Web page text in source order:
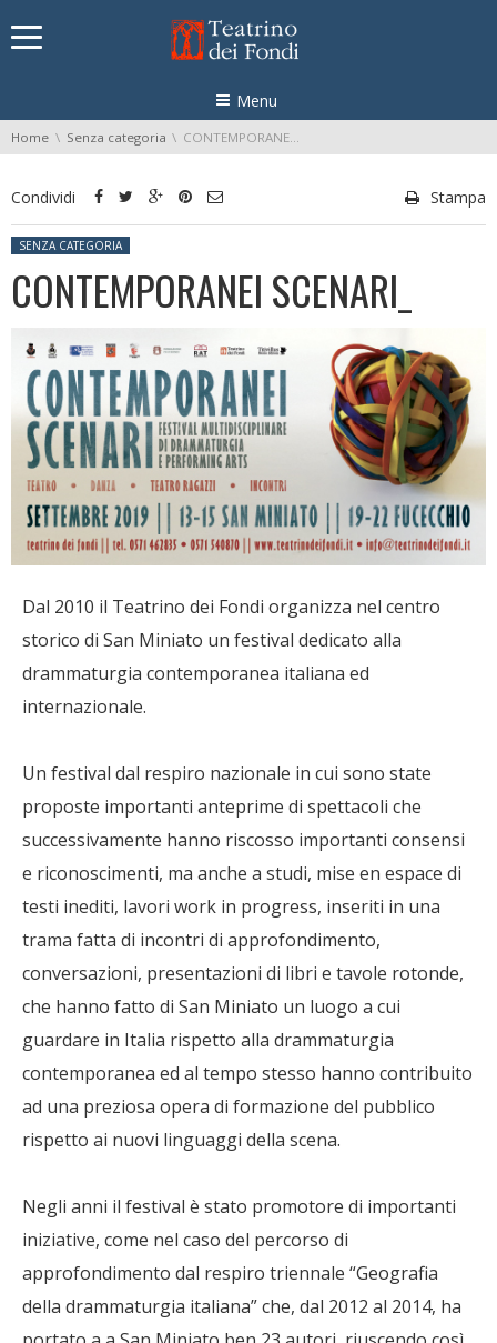
Menu
You are here:
Home Senza categoria CONTEMPORANEI SCENARI_
Condividi Stampa
Posted in:
SENZA CATEGORIA
CONTEMPORANEI SCENARI_
Dal 2010 il Teatrino dei Fondi organizza nel centro
storico di San Miniato un festival dedicato alla
drammaturgia contemporanea italiana ed
internazionale.
Un festival dal respiro nazionale in cui sono state
proposte importanti anteprime di spettacoli che
successivamente hanno riscosso importanti consensi
e riconoscimenti, ma anche a studi, mise en espace di
testi inediti, lavori work in progress, inseriti in una
trama fatta di incontri di approfondimento,
conversazioni, presentazioni di libri e tavole rotonde,
che hanno fatto di San Miniato un luogo a cui
guardare in Italia rispetto alla drammaturgia
contemporanea ed al tempo stesso hanno contribuito
ad una preziosa opera di formazione del pubblico
rispetto ai nuovi linguaggi della scena.
Negli anni il festival è stato promotore di importanti
iniziative, come nel caso del percorso di
approfondimento dal respiro triennale “Geografia
della drammaturgia italiana” che, dal 2012 al 2014, ha